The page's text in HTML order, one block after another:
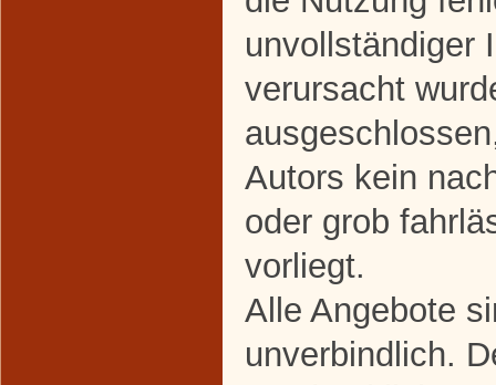
unvollständiger
verursacht
Autors kein
oder grob
vorliegt.
Alle Angebote
unverbindlich.